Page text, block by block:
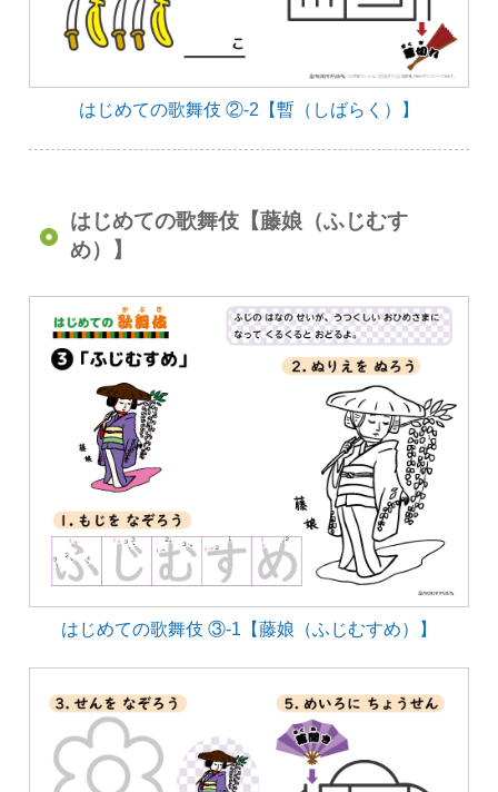
はじめての歌舞伎 ②-2【暫（しばらく）】
はじめての歌舞伎【藤娘（ふじむす
め）】
はじめての歌舞伎 ③-1【藤娘（ふじむすめ）】